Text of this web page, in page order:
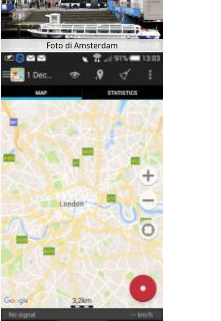
Foto di Amsterdam